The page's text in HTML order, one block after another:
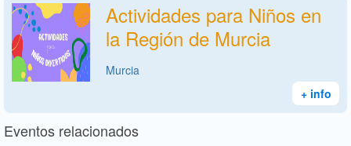
Actividades para Niños en
la Región de Murcia
Murcia
+ info
Eventos relacionados